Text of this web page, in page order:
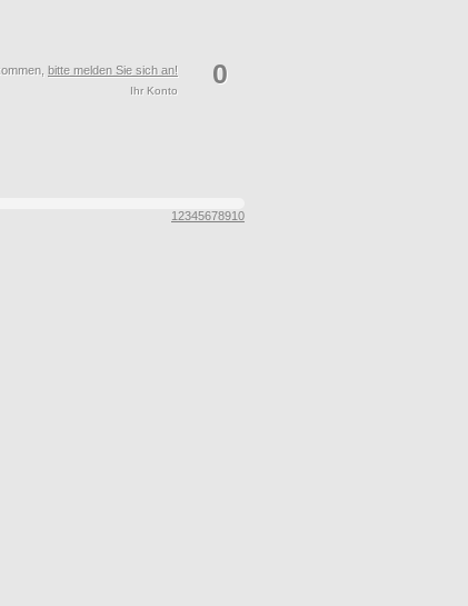
12345678910
bitte melden Sie sich an! 0
Ihr Konto